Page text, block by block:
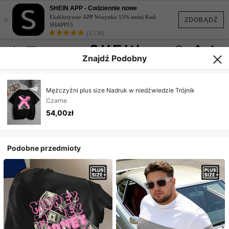
ZDOBĄDŹ
×
SHEIN APP - Codziennie nowe
Ekskluzywne APP Wszystko 15% taniej Kod:
SHAPP15
(3,138)
Znajdź Podobny
Mężczyźni plus size Nadruk w niedźwiedzie Trójnik
Czarne
54,00zł
Podobne przedmioty